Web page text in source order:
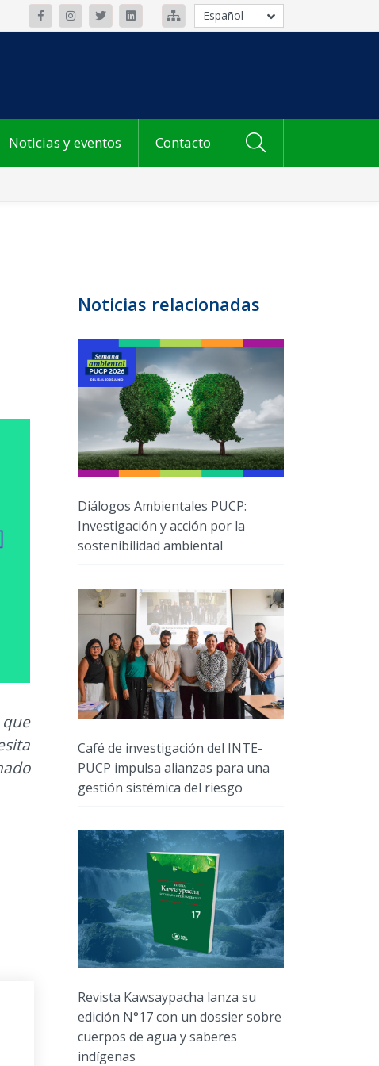
Español
Noticias y eventos Contacto
Noticias relacionadas
Diálogos Ambientales PUCP:
Investigación y acción por la
sostenibilidad ambiental
Café de investigación del INTE-
PUCP impulsa alianzas para una
gestión sistémica del riesgo
Revista Kawsaypacha lanza su
edición N°17 con un dossier sobre
cuerpos de agua y saberes
indígenas